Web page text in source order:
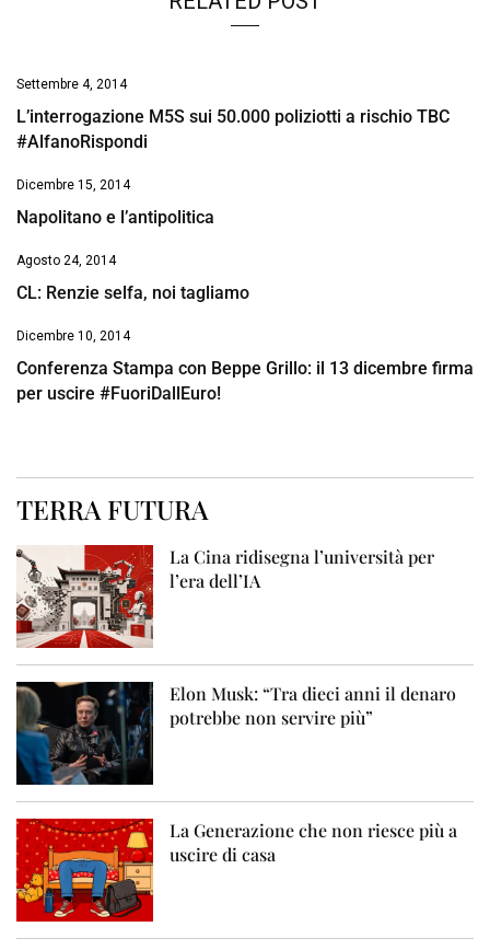
Settembre 4, 2014
L’interrogazione M5S sui 50.000 poliziotti a rischio TBC
#AlfanoRispondi
Dicembre 15, 2014
Napolitano e l’antipolitica
Agosto 24, 2014
CL: Renzie selfa, noi tagliamo
Dicembre 10, 2014
Conferenza Stampa con Beppe Grillo: il 13 dicembre firma
per uscire #FuoriDallEuro!
TERRA FUTURA
La Cina ridisegna l’università per
l’era dell’IA
Elon Musk: “Tra dieci anni il denaro
potrebbe non servire più”
La Generazione che non riesce più a
uscire di casa